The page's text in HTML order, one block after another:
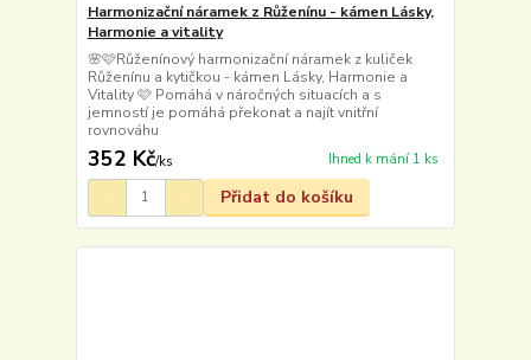
Harmonizační náramek z Růženínu - kámen Lásky,
Harmonie a vitality
🌸🩷Růženínový harmonizační náramek z kuliček
Růženínu a kytičkou - kámen Lásky, Harmonie a
Vitality 🩷 Pomáhá v náročných situacích a s
jemností je pomáhá překonat a najít vnitřní
rovnováhu
352 Kč/ks Ihned k mání 1 ks
Přidat do košíku